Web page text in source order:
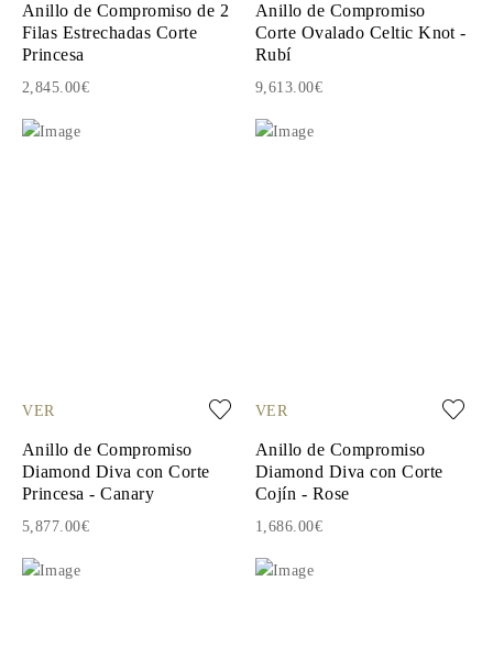
Anillo de Compromiso de 2
Filas Estrechadas Corte
Princesa
2,845.00€
Anillo de Compromiso
Corte Ovalado Celtic Knot -
Rubí
9,613.00€
VER
Anillo de Compromiso
Diamond Diva con Corte
Princesa - Canary
5,877.00€
VER
Anillo de Compromiso
Diamond Diva con Corte
Cojín - Rose
1,686.00€